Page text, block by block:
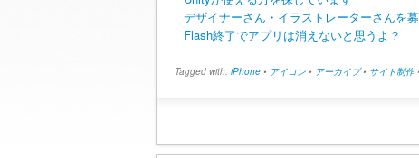
デザイナーさん・イラストレーターさんを
Flash終了でアプリは消えないと思うよ？
Tagged with: iPhone • アイコン • アーカイブ• サイト制作•